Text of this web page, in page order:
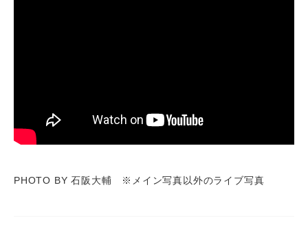
PHOTO BY 石阪大輔 ※メイン写真以外のライブ写真